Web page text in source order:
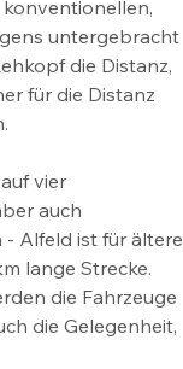
untergebracht
die Distanz,
für die Distanz
vier
auch
- Alfeld ist für ältere
lange Strecke.
die Fahrzeuge
die Gelegenheit,